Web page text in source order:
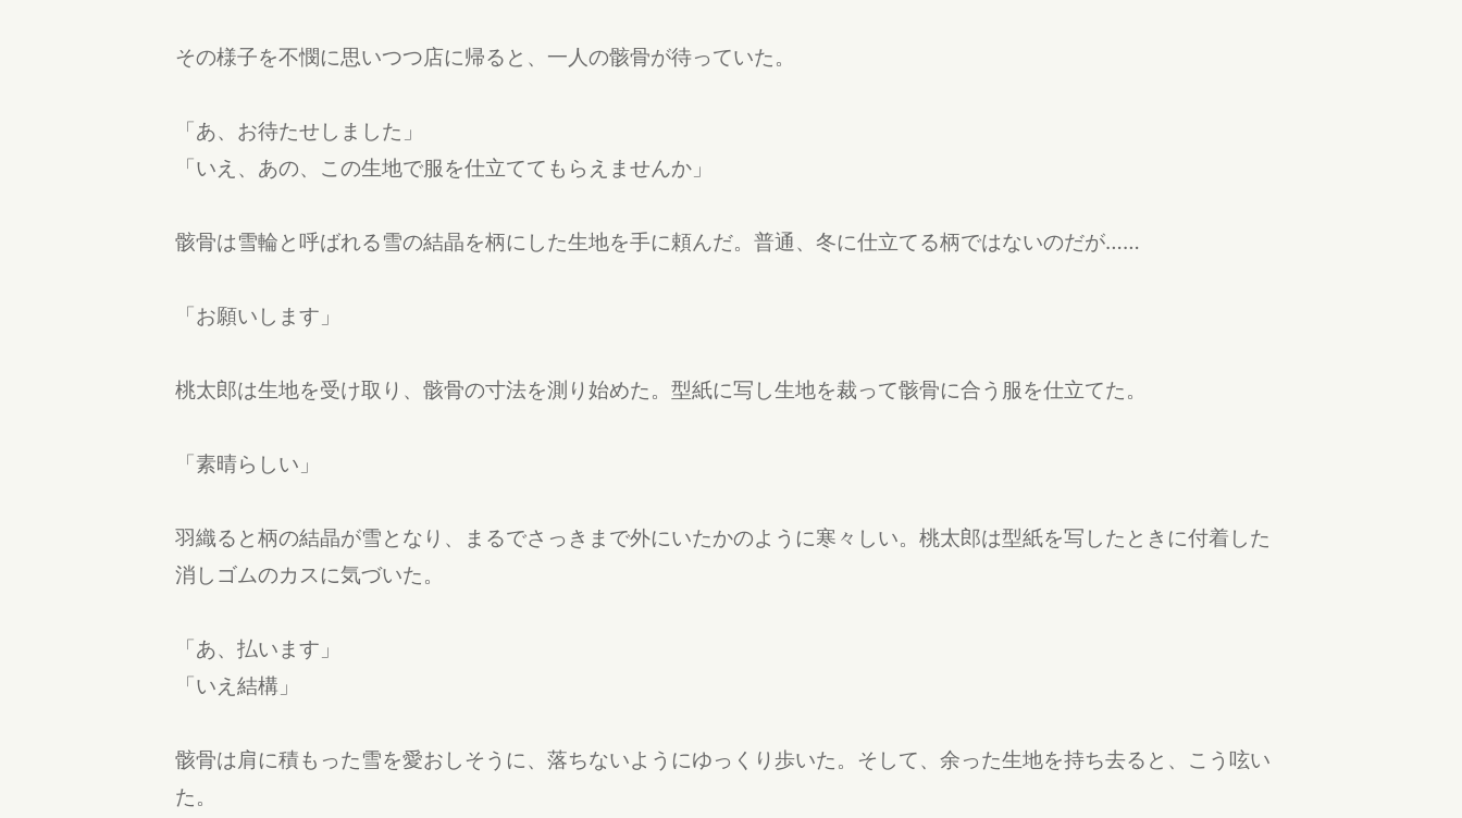
その様子を不憫に思いつつ店に帰ると、一人の骸骨が待っていた。
「あ、お待たせしました」
「いえ、あの、この生地で服を仕立ててもらえませんか」
骸骨は雪輪と呼ばれる雪の結晶を柄にした生地を手に頼んだ。普通、冬に仕立てる柄ではないのだが……
「お願いします」
桃太郎は生地を受け取り、骸骨の寸法を測り始めた。型紙に写し生地を裁って骸骨に合う服を仕立てた。
「素晴らしい」
羽織ると柄の結晶が雪となり、まるでさっきまで外にいたかのように寒々しい。桃太郎は型紙を写したときに付着した
消しゴムのカスに気づいた。
「あ、払います」
「いえ結構」
骸骨は肩に積もった雪を愛おしそうに、落ちないようにゆっくり歩いた。そして、余った生地を持ち去ると、こう呟い
た。